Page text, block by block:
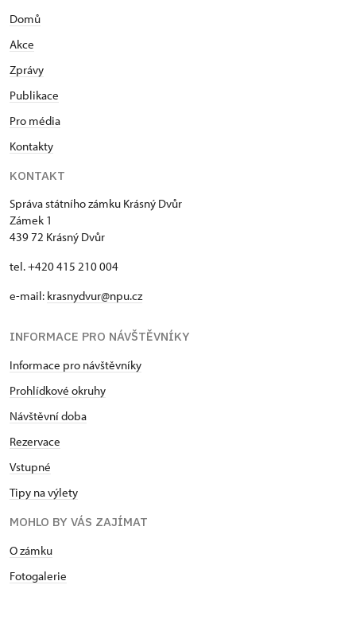
Domů
Akce
Zprávy
Publikace
Pro média
Kontakty
KONTAKT
Správa státního zámku Krásný Dvůr
Zámek 1
439 72 Krásný Dvůr
tel. +420 415 210 004
e-mail: krasnydvur@npu.cz
INFORMACE PRO NÁVŠTĚVNÍKY
Informace pro návštěvníky
Prohlídkové okruhy
Návštěvní doba
Rezervace
Vstupné
Tipy na výlety
MOHLO BY VÁS ZAJÍMAT
O zámku
Fotogalerie